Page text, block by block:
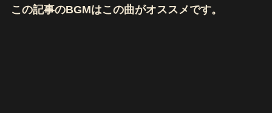
この記事のBGMはこの曲がオススメです。